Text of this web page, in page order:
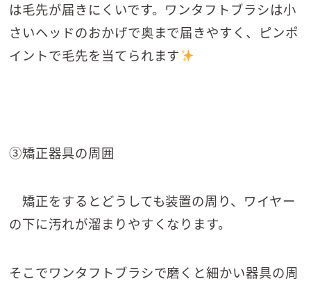
は毛先が届きにくいです。ワンタフトブラシは小
さいヘッドのおかげで奥まで届きやすく、ピンポ
イントで毛先を当てられます
③矯正器具の周囲
矯正をするとどうしても装置の周り、ワイヤー
の下に汚れが溜まりやすくなります。
そこでワンタフトブラシで磨くと細かい器具の周